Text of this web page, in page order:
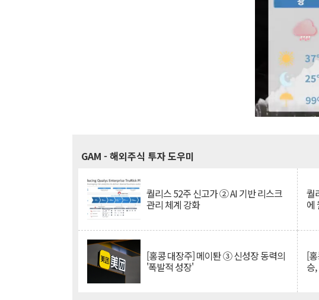
GAM - 해외주식 투자 도우미
퀄리스 52주 신고가 ② AI 기반 리스크
관리 체계 강화
퀄
에
[홍콩 대장주] 메이퇀 ③ 신성장 동력의
'폭발적 성장'
[
승